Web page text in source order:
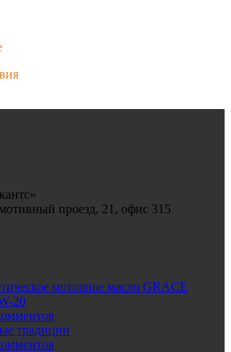
проезд, 21, офис 315
моторное масло GRACE
20
традиции